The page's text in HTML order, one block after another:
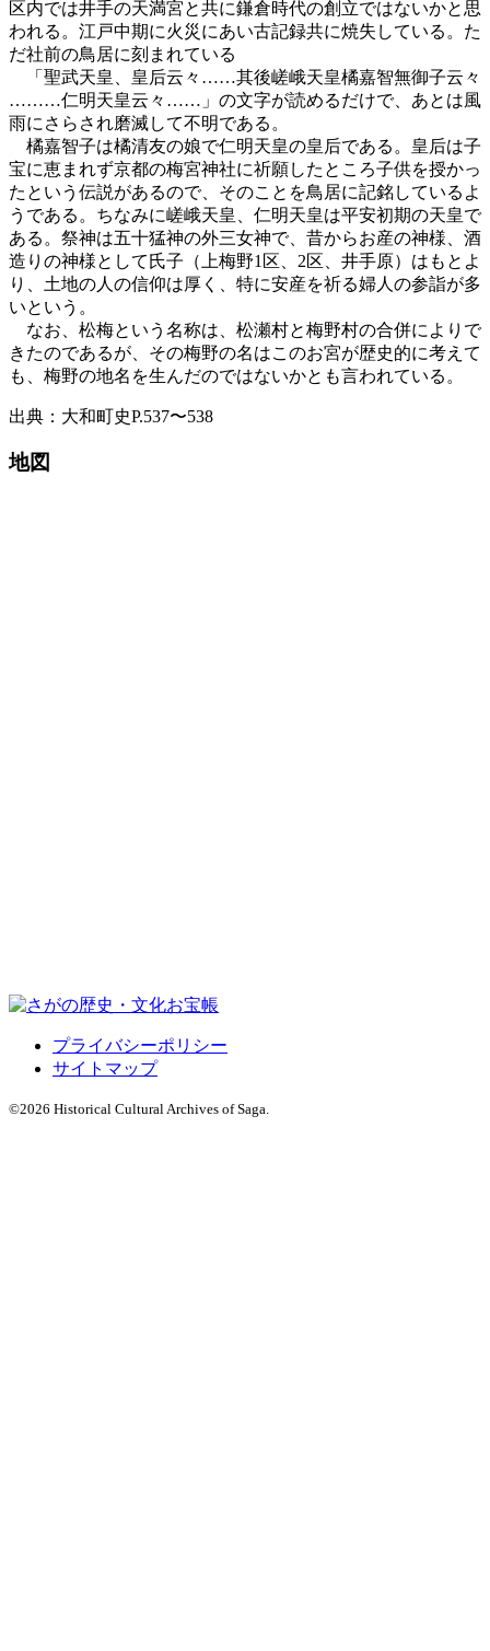
区内では井手の天満宮と共に鎌倉時代の創立ではないかと思
われる。江戸中期に火災にあい古記録共に焼失している。た
だ社前の鳥居に刻まれている
「聖武天皇、皇后云々……其後嵯峨天皇橘嘉智無御子云々
………仁明天皇云々……」の文字が読めるだけで、あとは風
雨にさらされ磨滅して不明である。
橘嘉智子は橘清友の娘で仁明天皇の皇后である。皇后は子
宝に恵まれず京都の梅宮神社に祈願したところ子供を授かっ
たという伝説があるので、そのことを鳥居に記銘しているよ
うである。ちなみに嵯峨天皇、仁明天皇は平安初期の天皇で
ある。祭神は五十猛神の外三女神で、昔からお産の神様、酒
造りの神様として氏子（上梅野1区、2区、井手原）はもとよ
り、土地の人の信仰は厚く、特に安産を祈る婦人の参詣が多
いという。
なお、松梅という名称は、松瀬村と梅野村の合併によりで
きたのであるが、その梅野の名はこのお宮が歴史的に考えて
も、梅野の地名を生んだのではないかとも言われている。
出典：大和町史P.537〜538
地図
プライバシーポリシー
サイトマップ
©2026 Historical Cultural Archives of Saga.